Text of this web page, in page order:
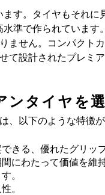
す。タイヤもそれに
準で作られています
ません。コンパクト
て設計されたプレミ
ンタイヤを
、以下のような特徴
きる、優れたグリッ
にわたって価値を維
。
。